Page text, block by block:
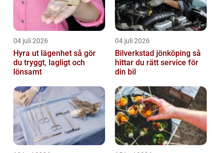
04 juli 2026
Hyra ut lägenhet så gör
du tryggt, lagligt och
lönsamt
04 juli 2026
Bilverkstad jönköping så
hittar du rätt service för
din bil